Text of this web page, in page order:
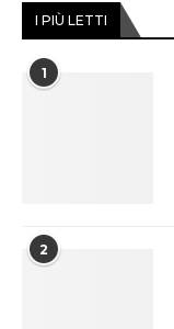
I PIÙ LETTI
1
2